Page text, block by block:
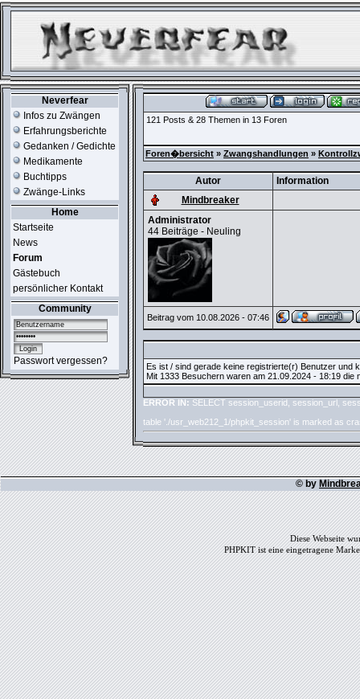
Neverfear
Infos zu Zwängen
Erfahrungsberichte
Gedanken / Gedichte
Medikamente
Buchtipps
Zwänge-Links
Home
Startseite
News
Forum
Gästebuch
persönlicher Kontakt
Community
Passwort vergessen?
121 Posts & 28 Themen in 13 Foren
Foren�bersicht » Zwangshandlungen »
Autor
Information
Mindbreaker
Administrator
44 Beiträge - Neuling
Beitrag vom 10.08.2026 - 07:46
Es ist / sind gerade keine registrierte(r) Benutzer und
Mit 1333 Besuchern waren am 21.09.2024 - 18:19 die
ERROR IN: SELECT session_userid, session_url,
table './usr_web212_1/phpkit_session' is marked as
© by
Diese Webseite
PHPKIT ist eine eingetragene